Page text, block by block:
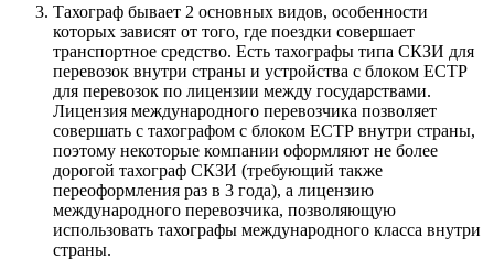
Тахограф бывает 2 основных видов, особенности
которых зависят от того, где поездки совершает
транспортное средство. Есть тахографы типа СКЗИ для
перевозок внутри страны и устройства с блоком ЕСТР
для перевозок по лицензии между государствами.
Лицензия международного перевозчика позволяет
совершать с тахографом с блоком ЕСТР внутри страны,
поэтому некоторые компании оформляют не более
дорогой тахограф СКЗИ (требующий также
переоформления раз в 3 года), а лицензию
международного перевозчика, позволяющую
использовать тахографы международного класса внутри
страны.